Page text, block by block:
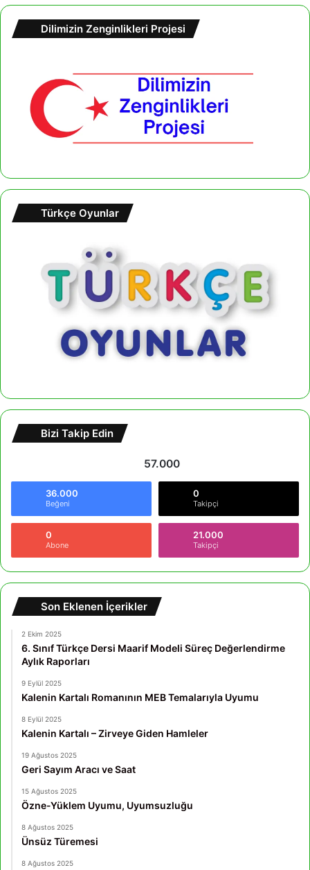
Dilimizin Zenginlikleri Projesi
Türkçe Oyunlar
Bizi Takip Edin
57.000
36.000
Beğeni
0
Takipçi
0
Abone
21.000
Takipçi
Son Eklenen İçerikler
2 Ekim 2025
6. Sınıf Türkçe Dersi Maarif Modeli Süreç Değerlendirme
Aylık Raporları
9 Eylül 2025
Kalenin Kartalı Romanının MEB Temalarıyla Uyumu
8 Eylül 2025
Kalenin Kartalı – Zirveye Giden Hamleler
19 Ağustos 2025
Geri Sayım Aracı ve Saat
15 Ağustos 2025
Özne-Yüklem Uyumu, Uyumsuzluğu
8 Ağustos 2025
Ünsüz Türemesi
8 Ağustos 2025